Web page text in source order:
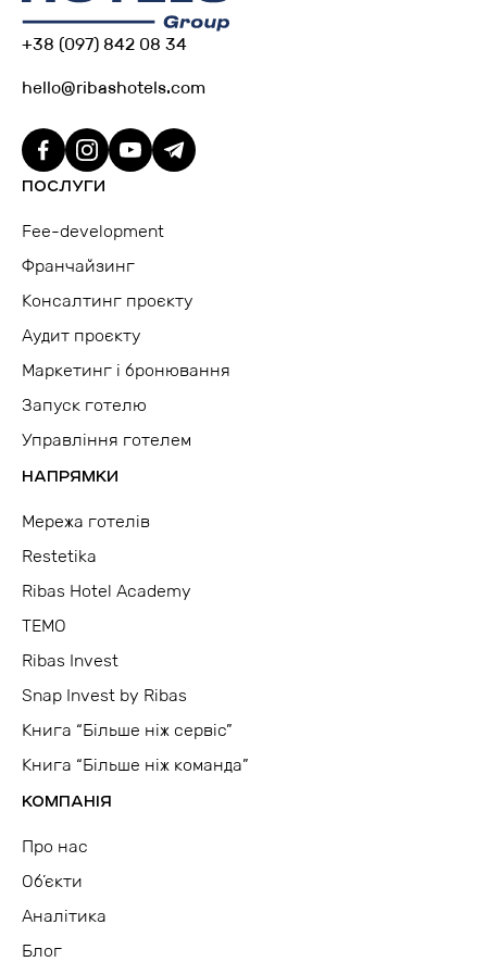
ПОСЛУГИ
Fee-development
Франчайзинг
Консалтинг проєкту
Аудит проєкту
Маркетинг і бронювання
Запуск готелю
Управління готелем
НАПРЯМКИ
Мережа готелів
Restetika
Ribas Hotel Academy
TEMO
Ribas Invest
Snap Invest by Ribas
Книга “Більше ніж сервіс”
Книга “Більше ніж команда”
КОМПАНІЯ
Про нас
Об’єкти
Аналітика
Блог
+38 (097) 842 08 34
hello@ribashotels.com